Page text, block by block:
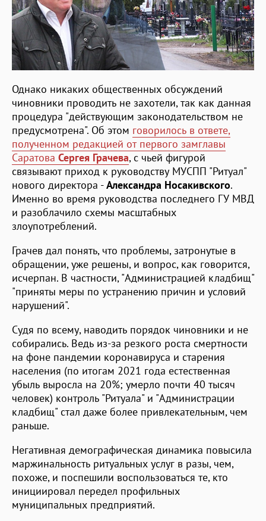
Однако никаких общественных обсуждений
чиновники проводить не захотели, так как данная
процедура "действующим законодательством не
предусмотрена". Об этом говорилось в ответе,
полученном редакцией от первого замглавы
Саратова Сергея Грачева, с чьей фигурой
связывают приход к руководству МУСПП "Ритуал"
нового директора -Александра Носакивского.
Именно во время руководства последнего ГУ МВД
и разоблачило схемы масштабных
злоупотреблений.
Грачев дал понять, что проблемы, затронутые в
обращении, уже решены, и вопрос, как говорится,
исчерпан. В частности, "Администрацией кладбищ"
"приняты меры по устранению причин и условий
нарушений".
Судя по всему, наводить порядок чиновники и не
собирались. Ведь из-за резкого роста смертности
на фоне пандемии коронавируса и старения
населения (по итогам 2021 года естественная
убыль выросла на 20%; умерло почти 40 тысяч
человек) контроль "Ритуала" и "Администрации
кладбищ" стал даже более привлекательным, чем
раньше.
Негативная демографическая динамика повысила
маржинальность ритуальных услуг в разы, чем,
похоже, и поспешили воспользоваться те, кто
инициировал передел профильных
муниципальных предприятий.